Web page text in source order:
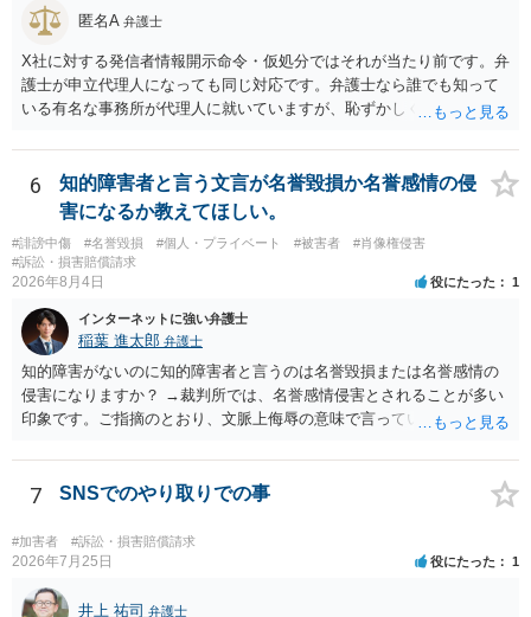
等は別として、一般的なレイアウトや配色、依頼者から提供された素
材を希望に沿って配置した部分には、通常、著作物性は認められにく
いと考えられます。仮に具体的な画面構成の一部に創作性が認められ
ても、その権利は当該部分に限られ、ご相談者の写真や文章等を制作
実績として掲載する権限まで当然に生じるものではありません。 もっ
の同意があれば別です。また、単に制作を担当した事実を記載した
り、公開中のサイトへリンクしたりする行為まで当然に禁止できると
は限りません。 人物写真については、通常のSNSへの無断掲載と同
様、掲載目的、態様、必要性、本人の特定可能性等から判断されま
す。営業目的であり、本人も掲載を拒否していることは、違法性を認
める方向の事情となりますが、自動的に肖像権侵害となるわけではあ
りません。 まず、見積書、メール、チャット、デザイナーの利用規約
を確認したうえで、「提供素材及びこれを含む画面の複製・SNS掲載
を許諾しない」と書面で明確に通知することをお勧めします。すでに
掲載された場合は、URL、掲載日時、画面を保存してから削除を求め
てください。
匿名A 弁護士
X社に対する発信者情報開示命令・仮処分ではそれが当たり前です。弁
護士が申立代理人になっても同じ対応です。弁護士なら誰でも知って
いる有名な事務所が代理人に就いていますが、恥ずかしくないのだろ
6
知的障害者と言う文言が名誉毀損か名誉感情の侵
害になるか教えてほしい。
#誹謗中傷 #名誉毀損 #個人・プライベート #被害者
#肖像権侵害
#訴訟・損害賠償請求
2026年8月4日 役にたった 1
インターネットに強い弁護士
稲葉 進太郎 弁護士
知的障害がないのに知的障害者と言うのは名誉毀損または名誉感情の
侵害になりますか？ →裁判所では、名誉感情侵害とされることが多い
印象です。ご指摘のとおり、文脈上侮辱の意味で言っている点も加味
7 SNSでのやり取りでの事
#加害者 #訴訟・損害賠償請求
2026年7月25日 役にたった 1
井上 祐司 弁護士